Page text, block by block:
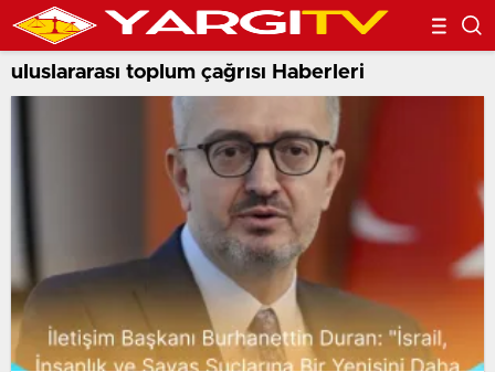
uluslararası toplum çağrısı Haberleri